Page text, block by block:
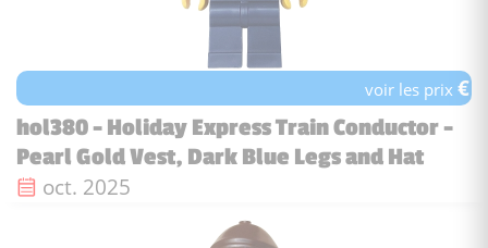
voir les prix€
hol380 - Holiday Express Train Conductor -
Pearl Gold Vest, Dark Blue Legs and Hat
Date de sortie :
oct. 2025